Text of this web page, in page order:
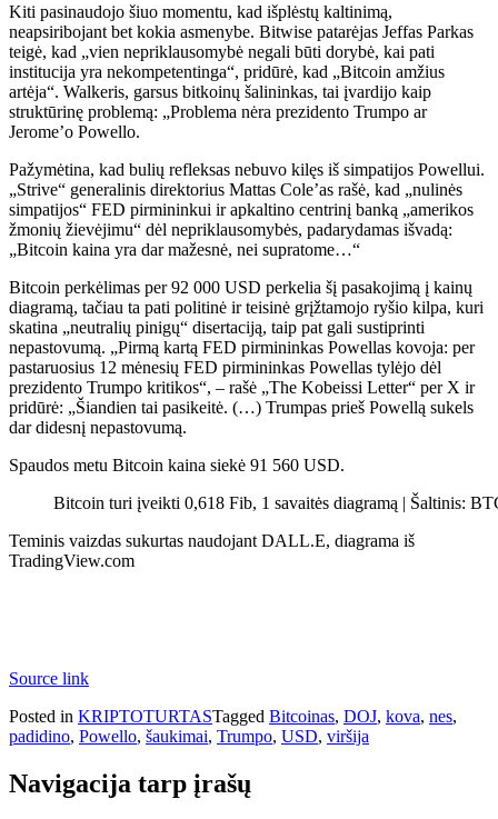
Kiti pasinaudojo šiuo momentu, kad išplėstų kaltinimą,
neapsiribojant bet kokia asmenybe. Bitwise patarėjas Jeffas Parkas
teigė, kad „vien nepriklausomybė negali būti dorybė, kai pati
institucija yra nekompetentinga“, pridūrė, kad „Bitcoin amžius
artėja“. Walkeris, garsus bitkoinų šalininkas, tai įvardijo kaip
struktūrinę problemą: „Problema nėra prezidento Trumpo ar
Jerome’o Powello.
Pažymėtina, kad bulių refleksas nebuvo kilęs iš simpatijos Powellui.
„Strive“ generalinis direktorius Mattas Cole’as rašė, kad „nulinės
simpatijos“ FED pirmininkui ir apkaltino centrinį banką „amerikos
žmonių žievėjimu“ dėl nepriklausomybės, padarydamas išvadą:
„Bitcoin kaina yra dar mažesnė, nei supratome…“
Bitcoin perkėlimas per 92 000 USD perkelia šį pasakojimą į kainų
diagramą, tačiau ta pati politinė ir teisinė grįžtamojo ryšio kilpa, kuri
skatina „neutralių pinigų“ disertaciją, taip pat gali sustiprinti
nepastovumą. „Pirmą kartą FED pirmininkas Powellas kovoja: per
pastaruosius 12 mėnesių FED pirmininkas Powellas tylėjo dėl
prezidento Trumpo kritikos“, – rašė „The Kobeissi Letter“ per X ir
pridūrė: „Šiandien tai pasikeitė. (…) Trumpas prieš Powellą sukels
dar didesnį nepastovumą.
Spaudos metu Bitcoin kaina siekė 91 560 USD.
Bitcoin turi įveikti 0,618 Fib, 1 savaitės diagramą | Šaltinis:
Teminis vaizdas sukurtas naudojant DALL.E, diagrama iš
TradingView.com
Source link
Posted in KRIPTOTURTASTagged Bitcoinas, DOJ, kova, nes,
padidino, Powello, šaukimai, Trumpo, USD, viršija
Navigacija tarp įrašų